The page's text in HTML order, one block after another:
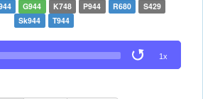
G944 K748 P944 R680
S429
Sk944
T944
1x